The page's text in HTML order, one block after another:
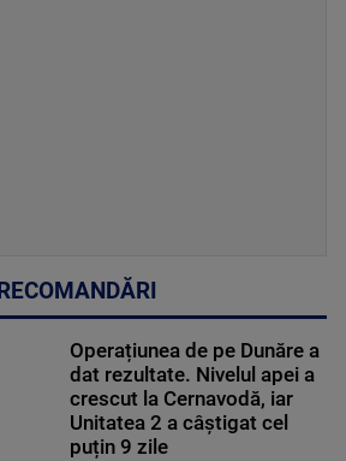
RECOMANDĂRI
Operațiunea de pe Dunăre a
dat rezultate. Nivelul apei a
crescut la Cernavodă, iar
Unitatea 2 a câștigat cel
puțin 9 zile